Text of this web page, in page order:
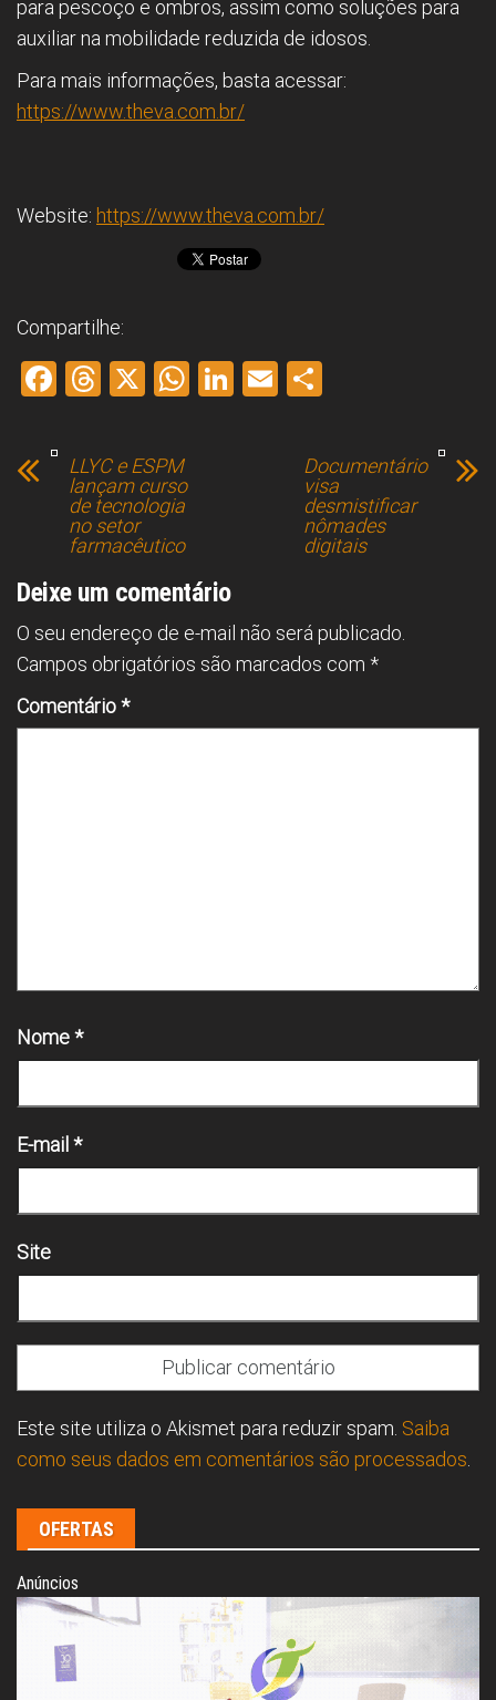
para pescoço e ombros, assim como soluções para
auxiliar na mobilidade reduzida de idosos.
Para mais informações, basta acessar:
https://www.theva.com.br/
Website: https://www.theva.com.br/
Compartilhe:
F
ce
b
o
ok
T
e
a
d
s
X
W
p
Li
E
e
LLYC e ESPM
lançam curso
de tecnologia
no setor
farmacêutico
Documentário
visa
desmistificar
nômades
digitais
Deixe um comentário
O seu endereço de e-mail não será publicado.
Campos obrigatórios são marcados com *
Comentário*
Nome*
E-mail*
Site
Este site utiliza o Akismet para reduzir spam. Saiba
como seus dados em comentários são processados
OFERTAS
Anúncios